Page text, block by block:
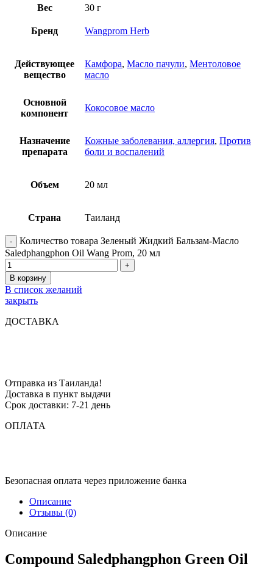
Вес 30 г
Бренд Wangprom Herb
Действующее
вещество
Камфора, Масло пачули, Ментоловое
масло
Основной
компонент
Кокосовое масло
Назначение
препарата
Кожные заболевания, аллергия, Против
боли и воспалений
Объем 20 мл
Страна Таиланд
Количество товара Зеленый Жидкий Бальзам-Масло
Saledphangphon Oil Wang Prom, 20 мл
В корзину
В список желаний
закрыть
ДОСТАВКА
Отправка из Таиланда!
Доставка в пункт выдачи
Срок доставки: 7-21 день
ОПЛАТА
Безопасная оплата через приложение банка
Описание
Отзывы (0)
Описание
Compound Saledphangphon Green Oil